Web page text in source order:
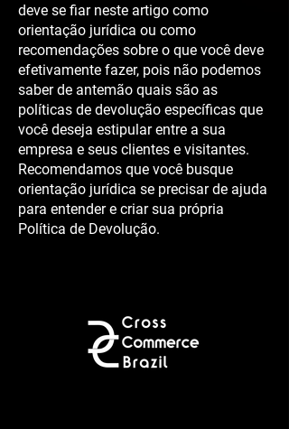
deve se fiar neste artigo como
orientação jurídica ou como
recomendações sobre o que você deve
efetivamente fazer, pois não podemos
saber de antemão quais são as
políticas de devolução específicas que
você deseja estipular entre a sua
empresa e seus clientes e visitantes.
Recomendamos que você busque
orientação jurídica se precisar de ajuda
para entender e criar sua própria
Política de Devolução.